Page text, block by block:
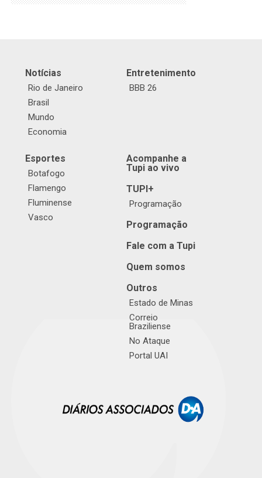
Notícias
Rio de Janeiro
Brasil
Mundo
Economia
Entretenimento
BBB 26
Esportes
Botafogo
Flamengo
Fluminense
Vasco
Acompanhe a
Tupi ao vivo
TUPI+
Programação
Programação
Fale com a Tupi
Quem somos
Outros
Estado de Minas
Correio
Braziliense
No Ataque
Portal UAI